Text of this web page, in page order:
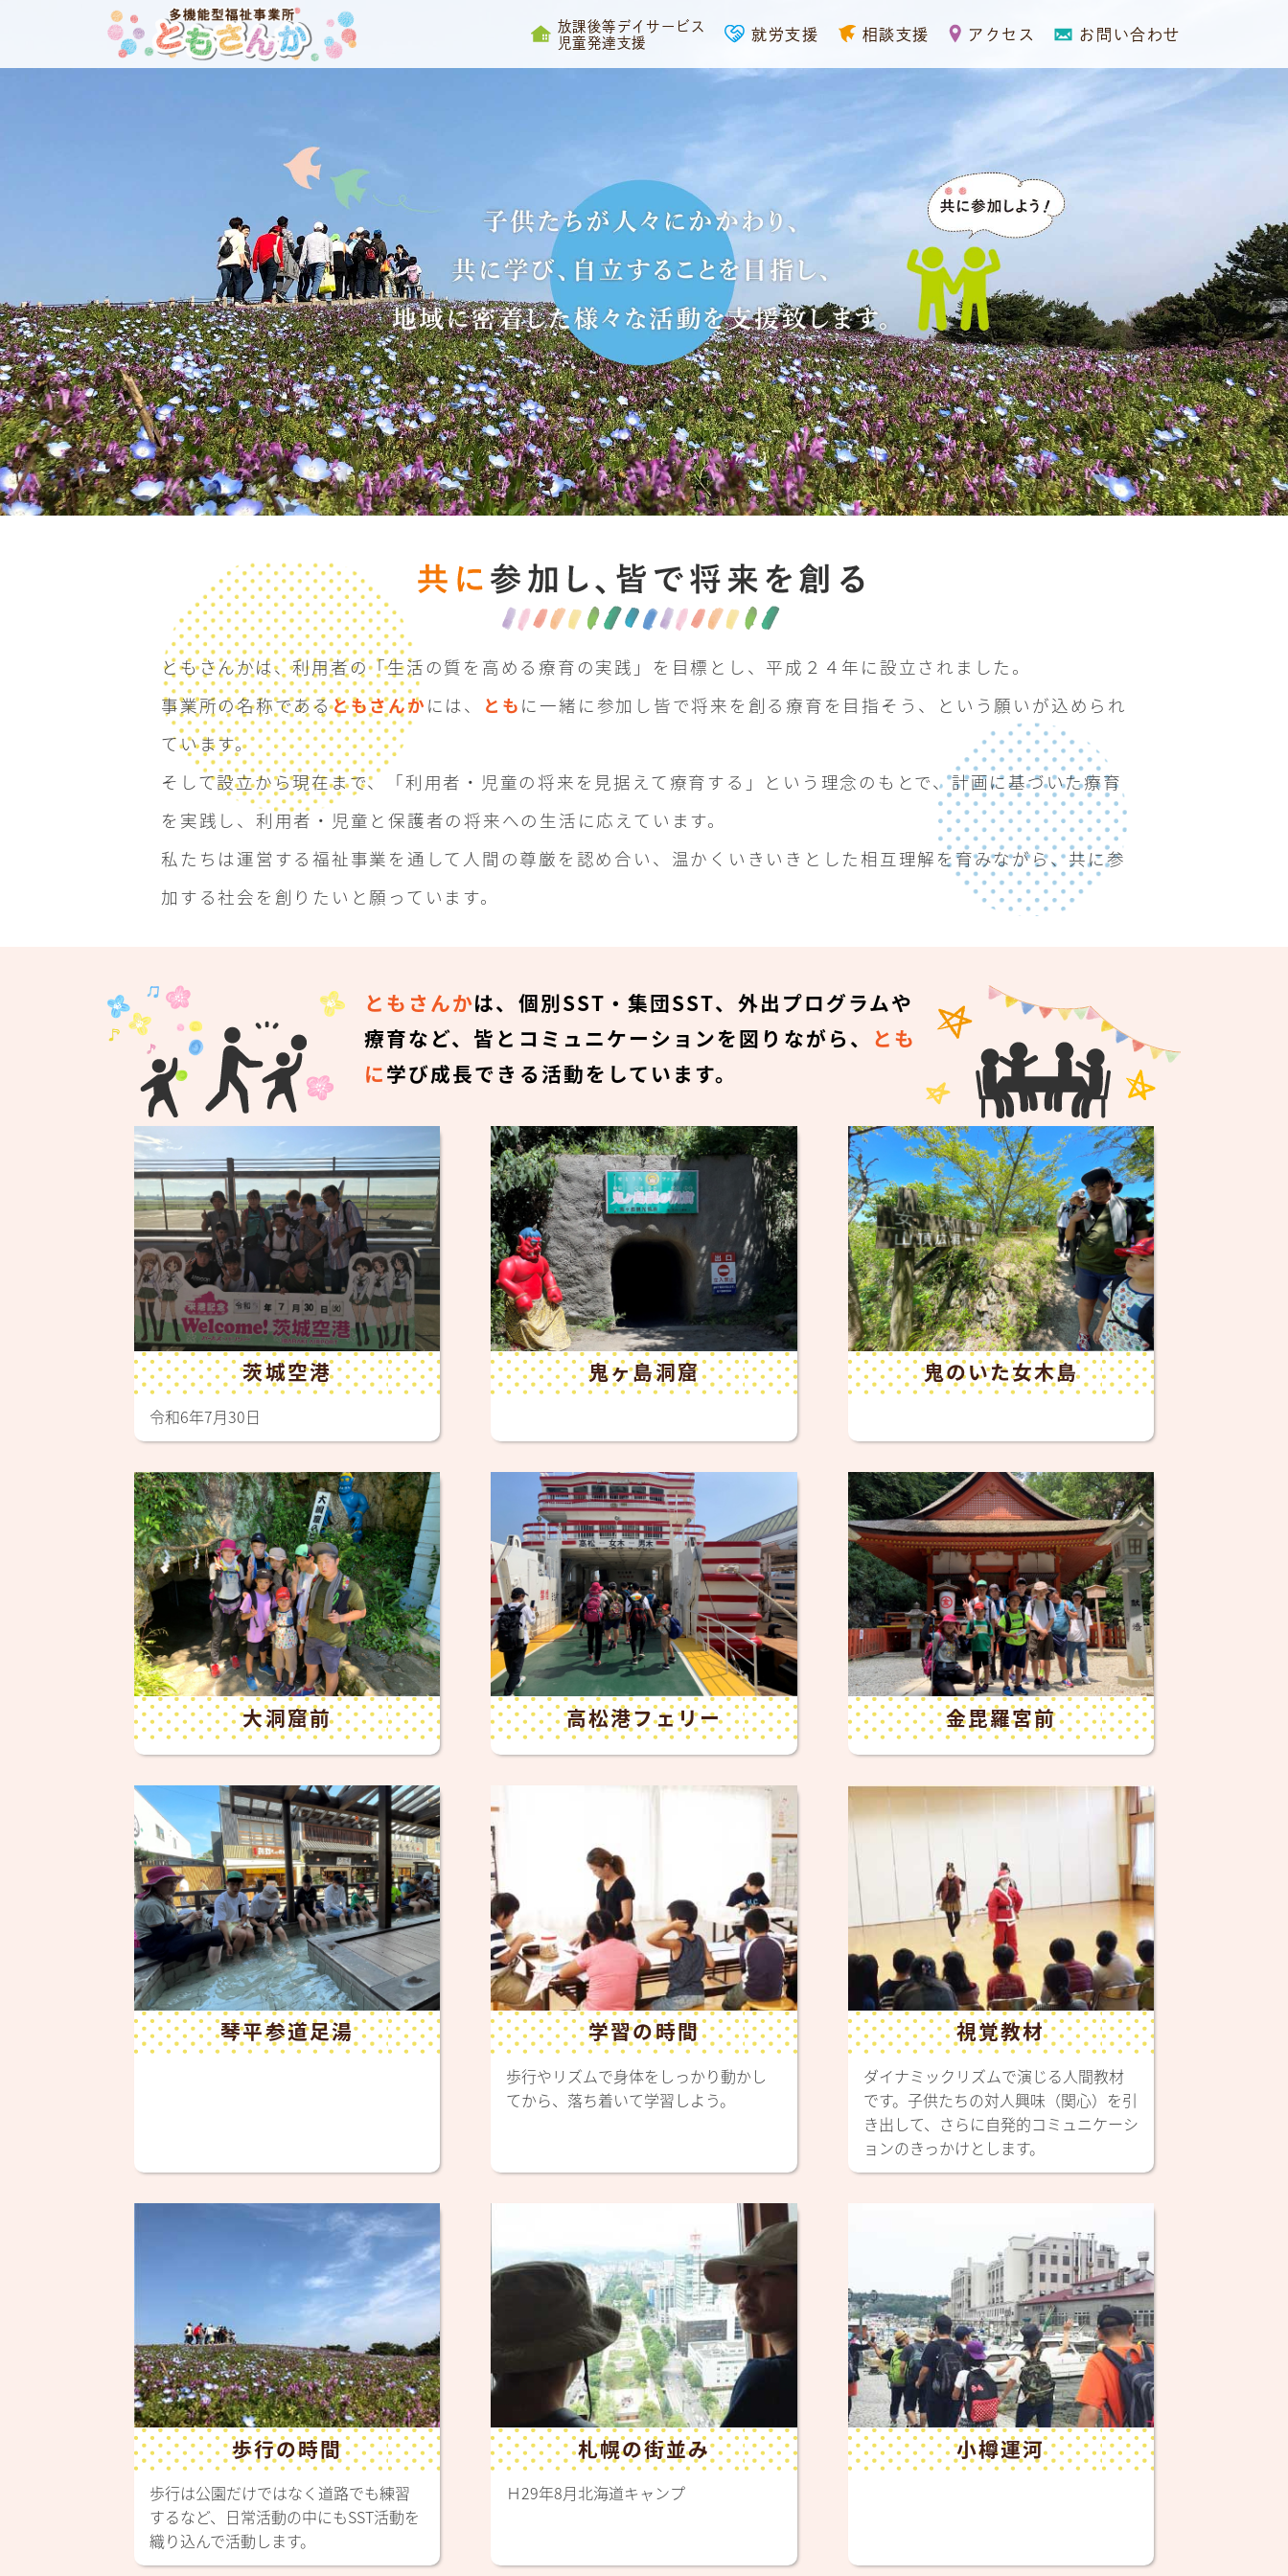
放課後等デイサービス
児童発達支援
就労支援 相談支援 アクセス お問い合わせ
ともさんかは、利用者の「生活の質を高める療育の実践」を目標とし、平成２４年に設立されました。
事業所の名称であるともさんか には、 とも に一緒に参加し皆で将来を創る療育を目指そう、という願いが込められ
ています。
そして設立から現在まで、「利用者・児童の将来を見据えて療育する」という理念のもとで、計画に基づいた療育
を実践し、利用者・児童と保護者の将来への生活に応えています。
私たちは運営する福祉事業を通して人間の尊厳を認め合い、温かくいきいきとした相互理解を育みながら、共に参
加する社会を創りたいと願っています。
ともさんかは、個別SST・集団SST、外出プログラムや
療育など、皆とコミュニケーションを図りながら、 とも
に学び成長できる活動をしています。
茨城空港
令和6年7月30日
鬼ヶ島洞窟 鬼のいた女木島
大洞窟前 高松港フェリー 金毘羅宮前
琴平参道足湯 学習の時間
歩行やリズムで身体をしっかり動かし
てから、落ち着いて学習しよう。
視覚教材
ダイナミックリズムで演じる人間教材
です。子供たちの対人興味（関心）を引
き出して、さらに自発的コミュニケーシ
ョンのきっかけとします。
歩行の時間
歩行は公園だけではなく道路でも練習
するなど、日常活動の中にもSST活動を
織り込んで活動します。
札幌の街並み
Ｈ29年8月北海道キャンプ
小樽運河